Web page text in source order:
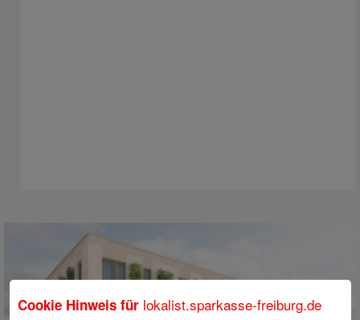
Cookie Hinweis für lokalist.sparkasse-freiburg.de